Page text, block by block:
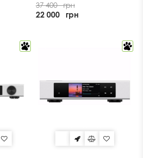
37 400 грн
22 000 грн